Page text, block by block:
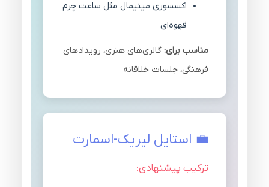
اکسسوری مینیمال مثل ساعت چرم
قهوه‌ای
مناسب برای: گالری‌های هنری، رویدادهای
فرهنگی، جلسات خلاقانه
💼 استایل لیریک-اسمارت
ترکیب پیشنهادی: